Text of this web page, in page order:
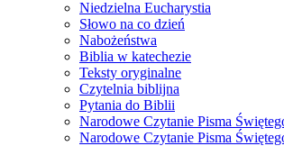
Niedzielna Eucharystia
Słowo na co dzień
Nabożeństwa
Biblia w katechezie
Teksty oryginalne
Czytelnia biblijna
Pytania do Biblii
Narodowe Czytanie Pisma
Narodowe Czytanie Pisma